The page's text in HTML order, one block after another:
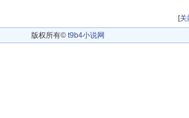
[关
版权所有© t9b4小说网